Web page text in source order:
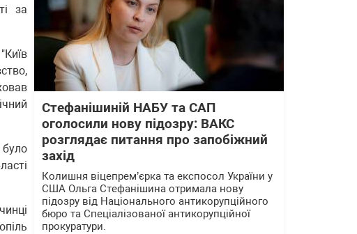
за
було
Стефанішиній НАБУ та САП
оголосили нову підозру: ВАКС
розглядає питання про запобіжний
захід
Колишня віцепрем’єрка та експосол України у
США Ольга Стефанішина отримала нову
підозру від Національного антикорупційного
бюро та Спеціалізованої антикорупційної
прокуратури.